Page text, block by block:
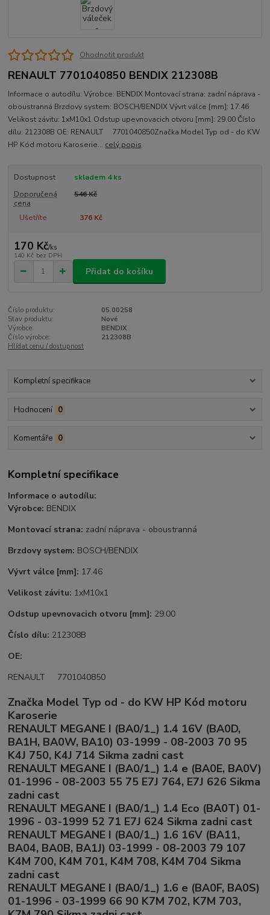
Ohodnotit produkt
RENAULT 7701040850 BENDIX 212308B
Informace o autodílu: Výrobce: BENDIX Montovací strana: zadní náprava -
oboustranná Brzdovy system: BOSCH/BENDIX Vývrt válce [mm]: 17.46
Velikost závitu: 1xM10x1 Odstup upevnovacich otvoru [mm]: 29.00 Číslo
dílu: 212308B OE: RENAULT 7701040850Značka Model Typ od - do KW
HP Kód motoru Karoserie... celý popis
Dostupnost
skladem 4 ks
Doporučená
cena
546 Kč
Ušetříte 376 Kč
170 Kč/ks
140 Kč bez DPH
Přidat do košíku
Číslo produktu:
05.00258
Stav produktu:
Nové
Výrobce:
BENDIX
Číslo výrobce:
212308B
Hlídat cenu / dostupnost
Kompletní specifikace
Hodnocení 0
Komentáře 0
Kompletní specifikace
Informace o autodílu:
Výrobce: BENDIX
Montovací strana: zadní náprava - oboustranná
Brzdovy system: BOSCH/BENDIX
Vývrt válce [mm]: 17.46
Velikost závitu: 1xM10x1
Odstup upevnovacich otvoru [mm]: 29.00
Číslo dílu: 212308B
OE:
RENAULT 7701040850
Značka Model Typ od - do KW HP Kód motoru
Karoserie
RENAULT MEGANE I (BA0/1_) 1.4 16V (BA0D,
BA1H, BA0W, BA10) 03-1999 - 08-2003 70 95
K4J 750, K4J 714 Sikma zadni cast
RENAULT MEGANE I (BA0/1_) 1.4 e (BA0E, BA0V)
01-1996 - 08-2003 55 75 E7J 764, E7J 626 Sikma
zadni cast
RENAULT MEGANE I (BA0/1_) 1.4 Eco (BA0T) 01-
1996 - 03-1999 52 71 E7J 624 Sikma zadni cast
RENAULT MEGANE I (BA0/1_) 1.6 16V (BA11,
BA04, BA0B, BA1J) 03-1999 - 08-2003 79 107
K4M 700, K4M 701, K4M 708, K4M 704 Sikma
zadni cast
RENAULT MEGANE I (BA0/1_) 1.6 e (BA0F, BA0S)
01-1996 - 03-1999 66 90 K7M 702, K7M 703,